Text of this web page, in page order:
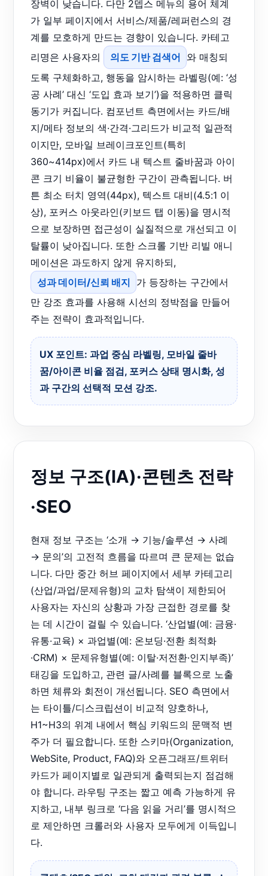
장벽이 낮습니다. 다만 2뎁스 메뉴의 용어 체계
가 일부 페이지에서 서비스/제품/레퍼런스의 경
계를 모호하게 만드는 경향이 있습니다. 카테고
리명은 사용자의
의도 기반 검색어
와 매칭되
도록 구체화하고, 행동을 암시하는 라벨링(예: ‘성
공 사례’ 대신 ‘도입 효과 보기’)을 적용하면 클릭
동기가 커집니다. 컴포넌트 측면에서는 카드/배
지/메타 정보의 색·간격·그리드가 비교적 일관적
이지만, 모바일 브레이크포인트(특히
360~414px)에서 카드 내 텍스트 줄바꿈과 아이
콘 크기 비율이 불균형한 구간이 관측됩니다. 버
튼 최소 터치 영역(44px), 텍스트 대비(4.5:1 이
상), 포커스 아웃라인(키보드 탭 이동)을 명시적
으로 보장하면 접근성이 실질적으로 개선되고 이
탈률이 낮아집니다. 또한 스크롤 기반 리빌 애니
메이션은 과도하지 않게 유지하되,
성과 데이터/신뢰 배지 가 등장하는 구간에서
만 강조 효과를 사용해 시선의 정박점을 만들어
주는 전략이 효과적입니다.
UX 포인트: 과업 중심 라벨링, 모바일 줄바
꿈/아이콘 비율 점검, 포커스 상태 명시화, 성
과 구간의 선택적 모션 강조.
정보 구조(IA)·콘텐츠 전략
·SEO
현재 정보 구조는 ‘소개 → 기능/솔루션 → 사례
→ 문의’의 고전적 흐름을 따르며 큰 문제는 없습
니다. 다만 중간 허브 페이지에서 세부 카테고리
(산업/과업/문제유형)의 교차 탐색이 제한되어
사용자는 자신의 상황과 가장 근접한 경로를 찾
는 데 시간이 걸릴 수 있습니다. ‘산업별(예: 금융·
유통·교육) × 과업별(예: 온보딩·전환 최적화
·CRM) × 문제유형별(예: 이탈·저전환·인지부족)’
태깅을 도입하고, 관련 글/사례를 블록으로 노출
하면 체류와 회전이 개선됩니다. SEO 측면에서
는 타이틀/디스크립션이 비교적 양호하나,
H1~H3의 위계 내에서 핵심 키워드의 문맥적 변
주가 더 필요합니다. 또한 스키마(Organization,
WebSite, Product, FAQ)와 오픈그래프/트위터
카드가 페이지별로 일관되게 출력되는지 점검해
야 합니다. 라우팅 구조는 짧고 예측 가능하게 유
지하고, 내부 링크로 ‘다음 읽을 거리’를 명시적으
로 제안하면 크롤러와 사용자 모두에게 이득입니
다.